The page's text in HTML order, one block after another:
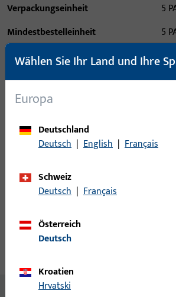
Verpackungseinheit
5
Mindestbestelleinheit
5
Bitte melden Sie sich mit Ihren
Login
Account erstellen
Produktbeschreibung
Wählen Sie Ihr Land und Ihre
Europa
Deutschland
Deutsch | English | Français
Schweiz
Deutsch | Français
Österreich
Deutsch
Kroatien
Hrvatski